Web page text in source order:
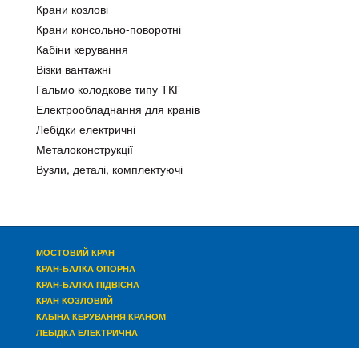
Крани козлові
Крани консольно-поворотні
Кабіни керування
Візки вантажні
Гальмо колодкове типу ТКГ
Електрообладнання для кранів
Лебідки електричні
Металоконструкції
Вузли, деталі, комплектуючі
МОСТОВИЙ КРАН
КРАН-БАЛКА ОПОРНА
КРАН-БАЛКА ПІДВІСНА
КРАН КОЗЛОВИЙ
КАБІНА КЕРУВАННЯКРАНОМ
ЛЕБІДКА ЕЛЕКТРИЧНА